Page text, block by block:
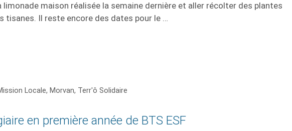
maison réalisée la semaine dernière et aller récolter des plantes
tisanes. Il reste encore des dates pour le …
Locale, Morvan, Terr'ô Solidaire
en première année de BTS ESF